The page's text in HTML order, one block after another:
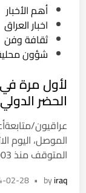
ل
س
ا
د
ة
ا
ل
م
و
ص
ل
ت
س
د
ل
ا
ل
d
i
أهم الأخبار
اخبار العراق
ثقافة وفن
شؤون
الحضر
عراقيون/
الموصل، اليوم
المتوقف منذ 2003، …
byiraq
•
02-28